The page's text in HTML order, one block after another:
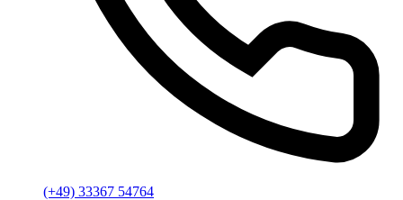
(+49) 33367 54764